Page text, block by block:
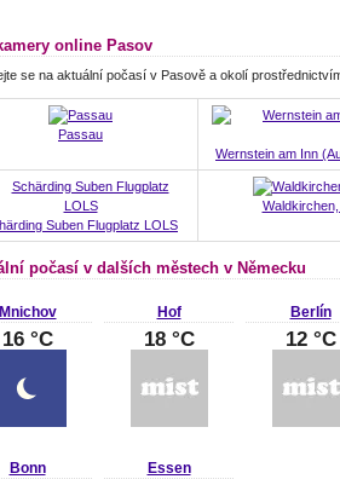
online Pasov
se na aktuální počasí v Pasově a okolí
Passau
Wernstein am Inn
Suben Flugplatz LOLS
počasí v dalších městech v Německu
Mnichov
16 °C
Hof
18 °C
Berlín
12 °C
Bonn Essen